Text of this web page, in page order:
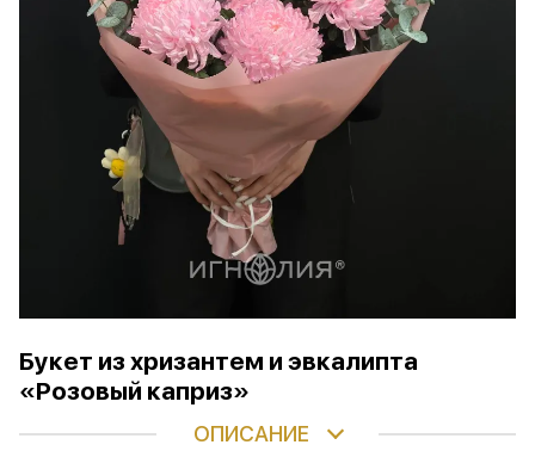
Букет из хризантем и эвкалипта
«Розовый каприз»
ОПИСАНИЕ